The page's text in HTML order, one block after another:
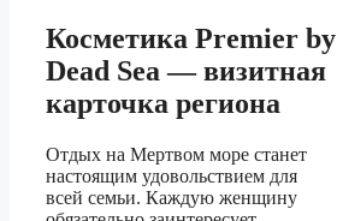
Косметика Premier by
Dead Sea — визитная
карточка региона
Отдых на Мертвом море станет
настоящим удовольствием для
всей семьи. Каждую женщину